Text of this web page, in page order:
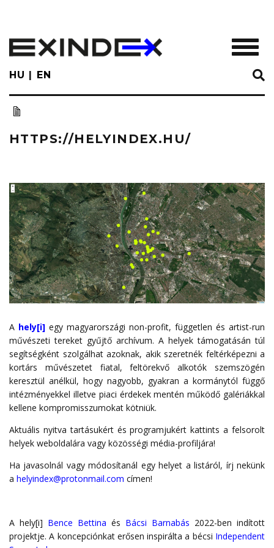
main
content
HU EN
HTTPS://HELYINDEX.HU/
A hely[i] egy magyarországi non-profit, független és artist-run
művészeti tereket gyűjtő archívum. A helyek támogatásán túl
segítségként szolgálhat azoknak, akik szeretnék feltérképezni a
kortárs művészetet fiatal, feltörekvő alkotók szemszögén
keresztül anélkül, hogy nagyobb, gyakran a kormánytól függő
intézményekkel illetve piaci érdekek mentén működő galériákkal
kellene kompromisszumokat kötniük.
Aktuális nyitva tartásukért és programjukért kattints a felsorolt
helyek weboldalára vagy közösségi média-profiljára!
Ha javasolnál vagy módosítanál egy helyet a listáról, írj nekünk
a helyindex@protonmail.com címen!
A hely[i] Bence Bettina és Bácsi Barnabás 2022-ben indított
projektje. A koncepciónkat erősen inspirálta a bécsi Independent